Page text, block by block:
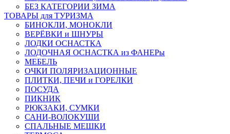
БЕЗ КАТЕГОРИИ ЗИМА
ТОВАРЫ для ТУРИЗМА
БИНОКЛИ, МОНОКЛИ
ВЕРЁВКИ и ШНУРЫ
ЛОДКИ ОСНАСТКА
ЛОДОЧНАЯ ОСНАСТКА из ФАНЕРы
МЕБЕЛЬ
ОЧКИ ПОЛЯРИЗАЦИОННЫЕ
ПЛИТКИ, ПЕЧИ и ГОРЕЛКИ
ПОСУДА
ПИКНИК
РЮКЗАКИ, СУМКИ
САНИ-ВОЛОКУШИ
СПАЛЬНЫЕ МЕШКИ